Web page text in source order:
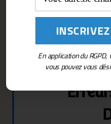
En application du
vous pouvez vous